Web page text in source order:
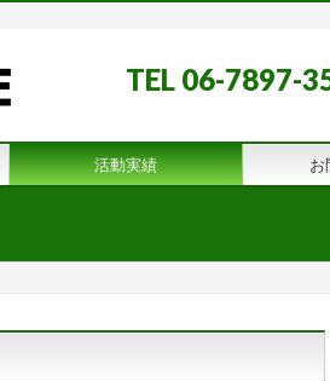
TEL 06-7897-
活動実績 お